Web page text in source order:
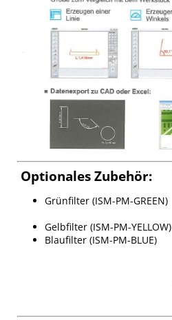
Optionales Zubehör:
Grünfilter (ISM-PM-GREEN)
Gelbfilter (ISM-PM-YELLOW)
Blaufilter (ISM-PM-BLUE)